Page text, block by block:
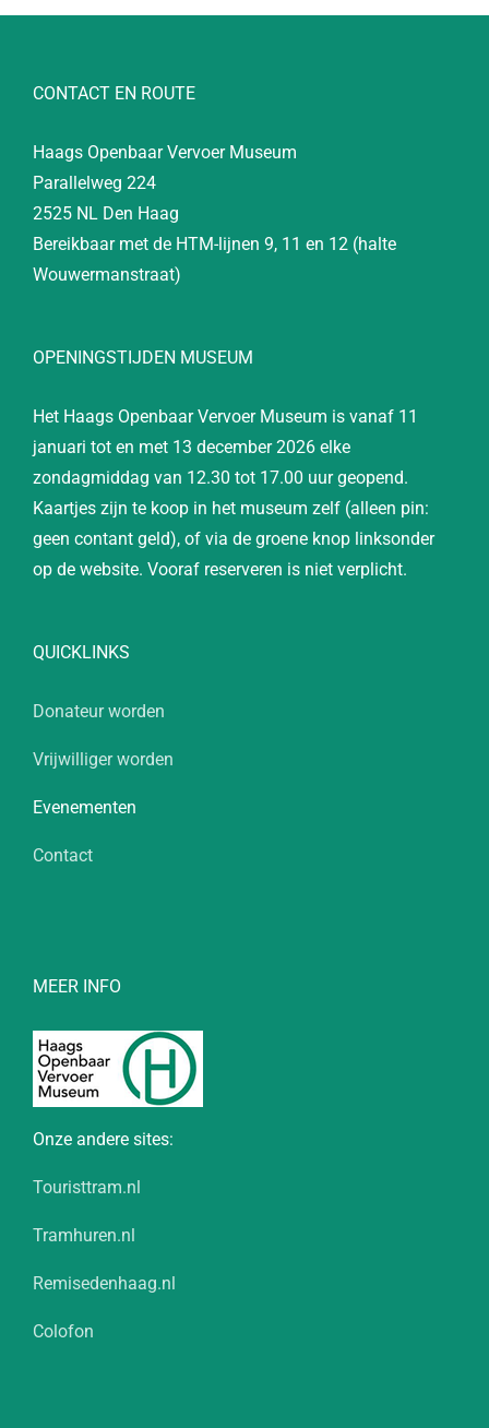
CONTACT EN ROUTE
Haags Openbaar Vervoer Museum
Parallelweg 224
2525 NL Den Haag
Bereikbaar met de HTM-lijnen 9, 11 en 12 (halte
Wouwermanstraat)
OPENINGSTIJDEN MUSEUM
Het Haags Openbaar Vervoer Museum is vanaf 11
januari tot en met 13 december 2026 elke
zondagmiddag van 12.30 tot 17.00 uur geopend.
Kaartjes zijn te koop in het museum zelf (alleen pin:
geen contant geld), of via de groene knop linksonder
op de website. Vooraf reserveren is niet verplicht.
QUICKLINKS
Donateur worden
Vrijwilliger worden
Evenementen
Contact
MEER INFO
Onze andere sites:
Touristtram.nl
Tramhuren.nl
Remisedenhaag.nl
Colofon